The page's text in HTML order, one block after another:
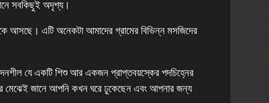
সবকিছুই অদৃশ্য।
আসছে। এটি অনেকটা আমাদের গ্রামের বিভিন্ন মসজিদের
যে একটি শিশু আর একজন প্রাপ্তবয়স্কের পদচিহ্নের
মেঝেই জানে আপনি কখন ঘরে ঢুকেছেন এবং আপনার জন্য